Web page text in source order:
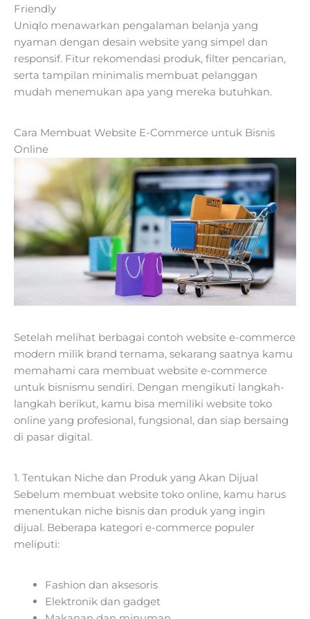
Friendly
Uniqlo menawarkan pengalaman belanja yang
nyaman dengan desain website yang simpel dan
responsif. Fitur rekomendasi produk, filter pencarian,
serta tampilan minimalis membuat pelanggan
mudah menemukan apa yang mereka butuhkan.
Cara Membuat Website E-Commerce untuk Bisnis
Online
Setelah melihat berbagai contoh website e-commerce
modern milik brand ternama, sekarang saatnya kamu
memahami cara membuat website e-commerce
untuk bisnismu sendiri. Dengan mengikuti langkah-
langkah berikut, kamu bisa memiliki website toko
online yang profesional, fungsional, dan siap bersaing
di pasar digital.
1. Tentukan Niche dan Produk yang Akan Dijual
Sebelum membuat website toko online, kamu harus
menentukan niche bisnis dan produk yang ingin
dijual. Beberapa kategori e-commerce populer
meliputi:
Fashion dan aksesoris
Elektronik dan gadget